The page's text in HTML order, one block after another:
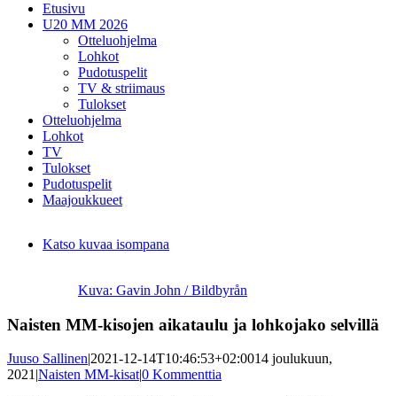
Etusivu
U20 MM 2026
Otteluohjelma
Lohkot
Pudotuspelit
TV & striimaus
Tulokset
Otteluohjelma
Lohkot
TV
Tulokset
Pudotuspelit
Maajoukkueet
Katso kuvaa isompana
Kuva: Gavin John / Bildbyrån
Naisten MM-kisojen aikataulu ja lohkojako selvillä
Juuso Sallinen|2021-12-14T10:46:53+02:0014 joulukuun,
2021|Naisten MM-kisat|0 Kommenttia